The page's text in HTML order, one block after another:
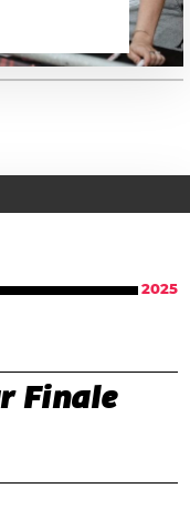
2025
Finale